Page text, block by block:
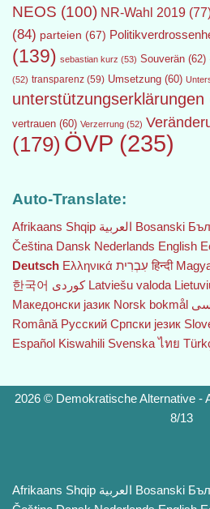
NEOS (100) NR-Wahl 2019
(84) parteien (67)
(139) sebastian kurz (53) Souverän (62)
(52) transparenz (59) Umsetzung (60)
unterstützungserklärungen
vertrauen (60) Verzerrung (52)
(179) ÖVP (235)
Auto-Translate:
Afrikaans Shqip العربية Bosanski
Čeština‎ Dansk Nederlands English
Deutsch Ελληνικά עִבְרִית हिन्दी
한국어
Latviešu valoda
Македонски јазик Norsk bokmål
Română Русский Српски језик
Español Kiswahili Svenska ไทย
2026 © Demokratische Alternative -
8/13
Afrikaans Shqip العربية Bosanski